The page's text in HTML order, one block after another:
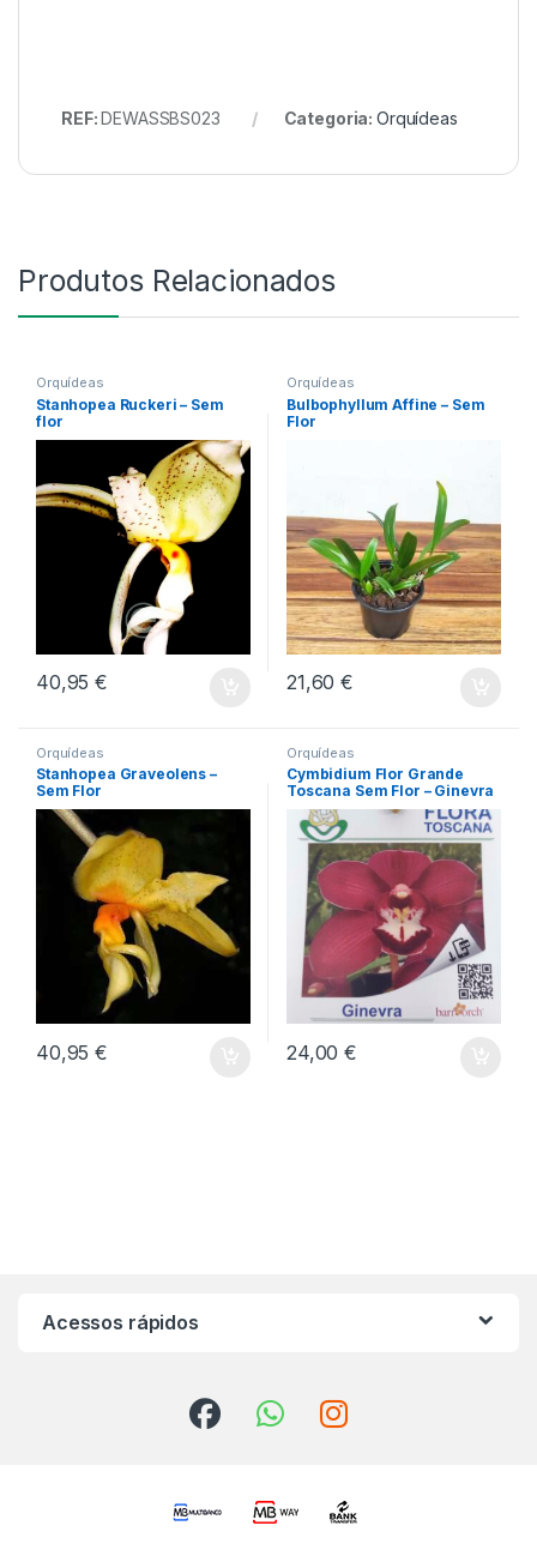
REF:DEWASSBS023 Categoria: Orquídeas
Produtos Relacionados
Orquídeas
Stanhopea Ruckeri – Sem
flor
40,95€
Orquídeas
Bulbophyllum Affine – Sem
Flor
21,60€
Orquídeas
Stanhopea Graveolens –
Sem Flor
40,95€
Orquídeas
Cymbidium Flor Grande
Toscana Sem Flor – Ginevra
24,00€
Acessos rápidos